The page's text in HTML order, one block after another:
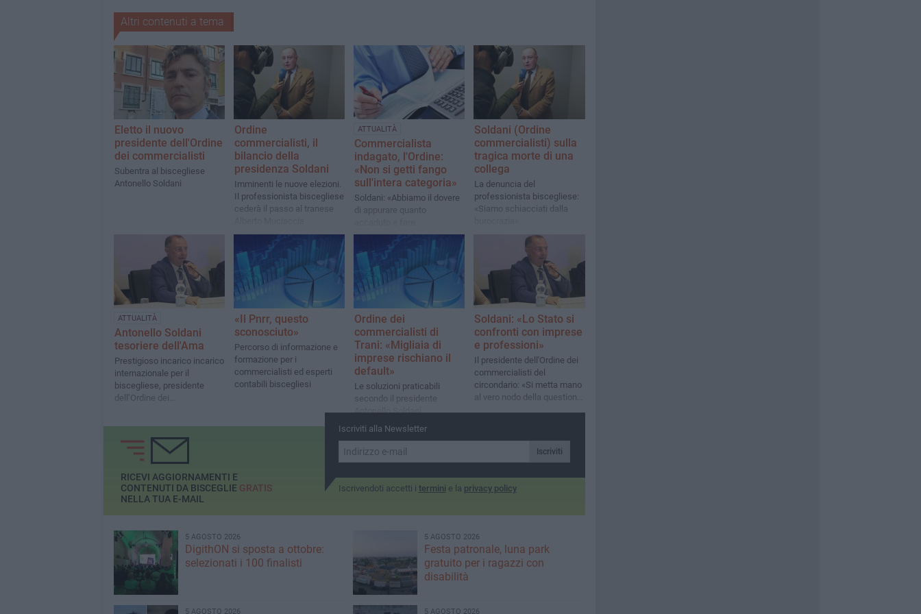
Altri contenuti a tema
Eletto il nuovo
presidente dell'Ordine
dei commercialisti
Subentra al biscegliese
Antonello Soldani
Ordine
commercialisti, il
bilancio della
presidenza Soldani
Imminenti le nuove elezioni.
Il professionista biscegliese
cederà il passo al tranese
ATTUALITÀ
Commercialista
indagato, l'Ordine:
«Non si getti fango
sull'intera categoria»
Soldani: «Abbiamo il dovere
di appurare quanto
eventualmente pulizia»
Soldani (Ordine
commercialisti) sulla
tragica morte di una
collega
La denuncia del
professionista biscegliese:
«Siamo schiacciati dalla
ATTUALITÀ
Antonello Soldani
tesoriere dell'Ama
Prestigioso incarico incarico
internazionale per il
biscegliese, presidente
dell’Ordine dei
«Il Pnrr, questo
sconosciuto»
Percorso di informazione e
formazione per i
commercialisti ed esperti
contabili biscegliesi
Ordine dei
commercialisti di
Trani: «Migliaia di
imprese rischiano il
default»
Le soluzioni praticabili
secondo il presidente
Antonello Soldani
Soldani: «Lo Stato si
confronti con imprese
e professioni»
Il presidente dell'Ordine dei
commercialisti del
circondario: «Si metta mano
al vero nodo della questione:
Iscriviti alla Newsletter
Iscriviti
Iscrivendoti accetti i termini e la privacy policy
RICEVI AGGIORNAMENTI E
CONTENUTI DA BISCEGLIE GRATIS
NELLA TUA E-MAIL
5 AGOSTO 2026
DigithON si sposta a ottobre:
selezionati i 100 finalisti
5 AGOSTO 2026
Festa patronale, luna park
gratuito per i ragazzi con
disabilità
5 AGOSTO 2026 5 AGOSTO 2026